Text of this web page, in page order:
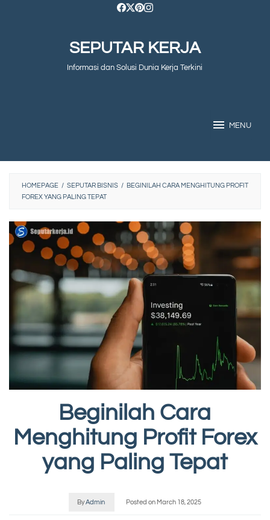
SEPUTAR KERJA
Informasi dan Solusi Dunia Kerja Terkini
MENU
HOMEPAGE / SEPUTAR BISNIS / BEGINILAH CARA MENGHITUNG PROFIT
FOREX YANG PALING TEPAT
Beginilah Cara
Menghitung Profit Forex
yang Paling Tepat
ByAdmin Posted on March 18, 2025